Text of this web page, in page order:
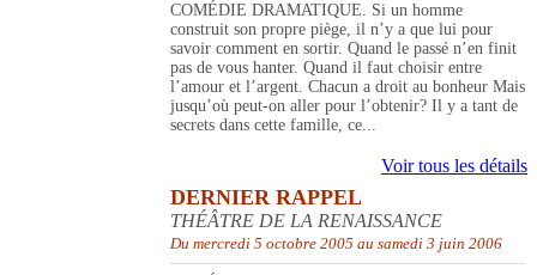
COMÉDIE DRAMATIQUE. Si un homme
construit son propre piège, il n’y a que lui pour
savoir comment en sortir. Quand le passé n’en finit
pas de vous hanter. Quand il faut choisir entre
l’amour et l’argent. Chacun a droit au bonheur Mais
jusqu’où peut-on aller pour l’obtenir? Il y a tant de
secrets dans cette famille, ce...
Voir tous les détails
DERNIER RAPPEL
THÉÂTRE DE LA RENAISSANCE
Du mercredi 5 octobre 2005 au samedi 3 juin 2006